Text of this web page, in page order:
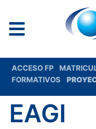
ACCESO FP
FORMATIVOS
EAGI